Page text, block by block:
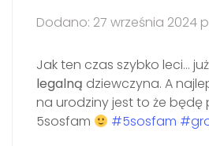
Dodano: 27 września 2024
Jak ten czas szybko leci…
legalną dziewczyna. A
na urodziny jest to że
5sosfam
#5sosfam